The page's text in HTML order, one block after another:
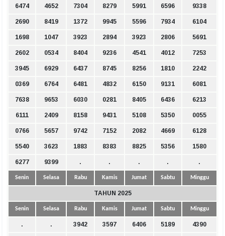
6474 4652 7304 8279 5991 6596 9338
2690 8419 1372 9945 5596 7934 6104
1698 1047 3923 2894 3923 2806 5691
2602 0534 8404 9236 4541 4012 7253
3945 6929 6437 8745 8256 1810 2242
0369 6764 6481 4832 6150 9131 6081
7638 9653 6030 0281 8405 6436 6213
6111 2409 8158 9431 5108 5350 0055
0766 5657 9742 7152 2082 4669 6128
5540 3623 1883 8383 8825 5356 1580
6277 9399 . . . . .
Senin Selasa Rabu Kamis Jumat Sabtu Minggu
TAHUN 2025
Senin Selasa Rabu Kamis Jumat Sabtu Minggu
. . 3942 3597 6406 5189 4390